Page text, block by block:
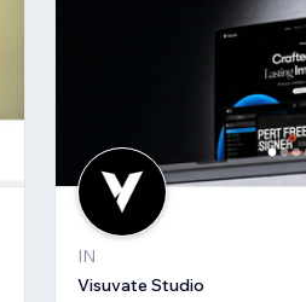
IN
Visuvate Studio